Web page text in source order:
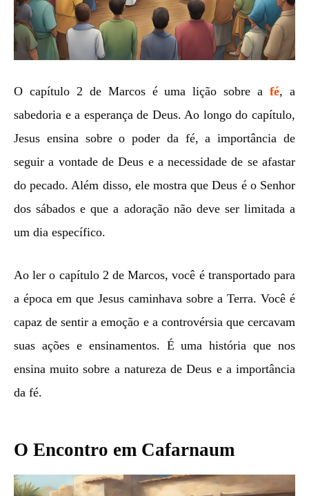
O capítulo 2 de Marcos é uma lição sobre afé, a
sabedoria e a esperança de Deus. Ao longo do capítulo,
Jesus ensina sobre o poder da fé, a importância de
seguir a vontade de Deus e a necessidade de se afastar
do pecado. Além disso, ele mostra que Deus é o Senhor
dos sábados e que a adoração não deve ser limitada a
um dia específico.
Ao ler o capítulo 2 de Marcos, você é transportado para
a época em que Jesus caminhava sobre a Terra. Você é
capaz de sentir a emoção e a controvérsia que cercavam
suas ações e ensinamentos. É uma história que nos
ensina muito sobre a natureza de Deus e a importância
da fé.
O Encontro em Cafarnaum